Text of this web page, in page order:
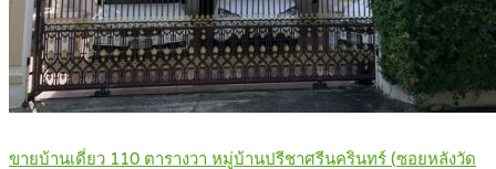
ขายบ้านเดี่ยว 110 ตารางวา หมู่บ้านปรีชาศรีนครินทร์ (ซอยหลังวัด